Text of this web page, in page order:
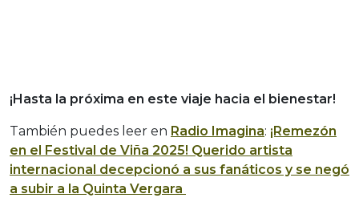
¡Hasta la próxima en este viaje hacia el bienestar!
También puedes leer en Radio Imagina: ¡Remezón
en el Festival de Viña 2025! Querido artista
internacional decepcionó a sus fanáticos y se negó
a subir a la Quinta Vergara